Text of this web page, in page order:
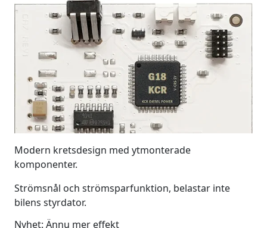
Modern kretsdesign med ytmonterade
komponenter.
Strömsnål och strömsparfunktion, belastar inte
bilens styrdator.
Nyhet: Ännu mer effekt